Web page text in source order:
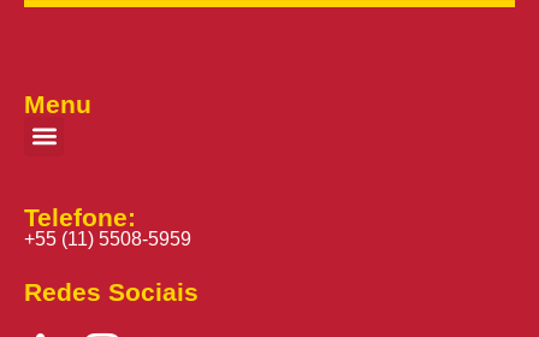
Menu
Telefone:
+55 (11) 5508-5959
Redes Sociais